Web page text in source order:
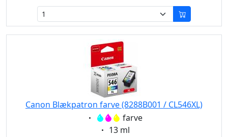
Canon Blækpatron farve (8288B001 / CL546XL)
Eigenschaft:farve
Eigenschaft:
13 ml